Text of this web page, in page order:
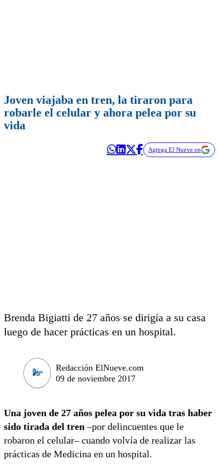
Joven viajaba en tren, la tiraron para
robarle el celular y ahora pelea por su
vida
Agrega El Nueve en
Brenda Bigiatti de 27 años se dirigía a su casa
luego de hacer prácticas en un hospital.
Redacción ElNueve.com
09 de noviembre 2017
Una joven de 27 años pelea por su vida tras haber
sido tirada del tren –por delincuentes que le
robaron el celular– cuando volvía de realizar las
prácticas de Medicina en un hospital.